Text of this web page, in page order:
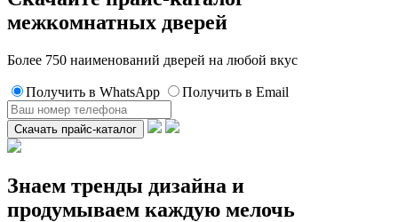
межкомнатных дверей
Более 750 наименований дверей на любой вкус
Получить в WhatsApp Получить в Email
Знаем тренды дизайна и
продумываем каждую мелочь